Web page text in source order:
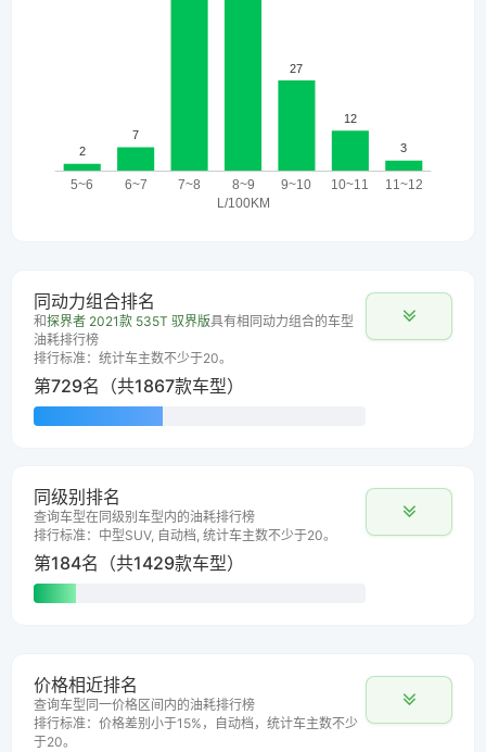
同动力组合排名
和探界者 2021款 535T 驭界版具有相同动力组合的车型
油耗排行榜
排行标准：统计车主数不少于20。
第729名（共1867款车型）
同级别排名
查询车型在同级别车型内的油耗排行榜
排行标准：中型SUV, 自动档, 统计车主数不少于20。
第184名（共1429款车型）
价格相近排名
查询车型同一价格区间内的油耗排行榜
排行标准：价格差别小于15%，自动档，统计车主数不少
于20。